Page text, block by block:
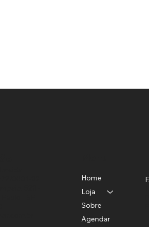
Home
Loja
Sobre
Agendar